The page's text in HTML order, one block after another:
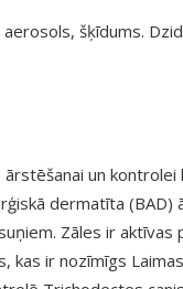
šķīdums.
ārstēšanai un kontrolei
dermatīta (BAD)
Zāles ir
kas ir nozīmīgs